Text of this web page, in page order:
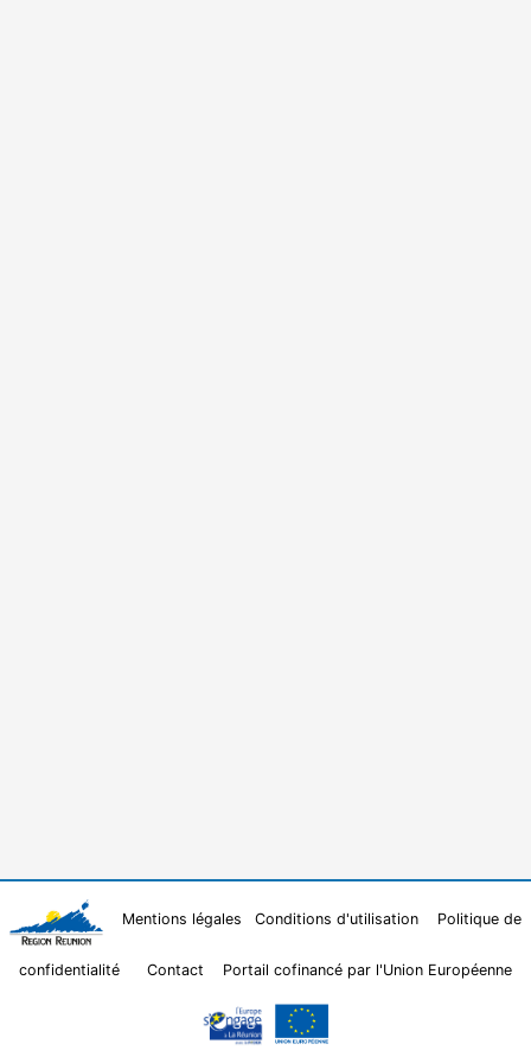
Mentions légales Conditions d'utilisation Politique de
confidentialité Contact Portail cofinancé par l'Union Européenne